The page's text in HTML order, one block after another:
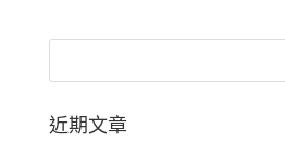
近期文章